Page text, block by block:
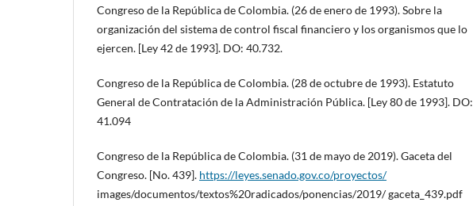
Congreso de la República de Colombia. (26 de enero de 1993). Sobre la
organización del sistema de control fiscal financiero y los organismos que lo
ejercen. [Ley 42 de 1993]. DO: 40.732.
Congreso de la República de Colombia. (28 de octubre de 1993). Estatuto
General de Contratación de la Administración Pública. [Ley 80 de 1993]. DO:
41.094
Congreso de la República de Colombia. (31 de mayo de 2019). Gaceta del
Congreso. [No. 439]. https://leyes.senado.gov.co/proyectos/
images/documentos/textos%20radicados/ponencias/2019/ gaceta_439.pdf